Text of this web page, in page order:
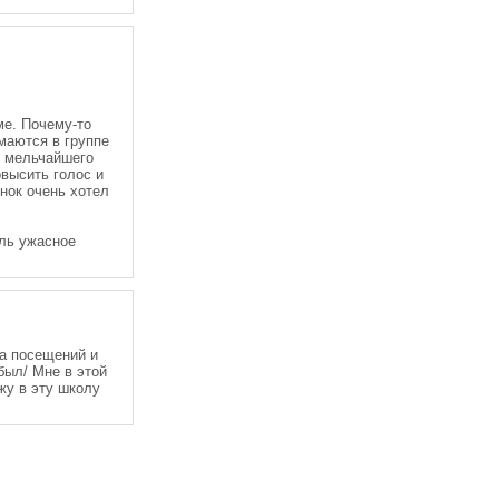
Почему-то
в группе
мельчайшего
голос и
очень хотел
ужасное
посещений и
Мне в этой
в эту школу